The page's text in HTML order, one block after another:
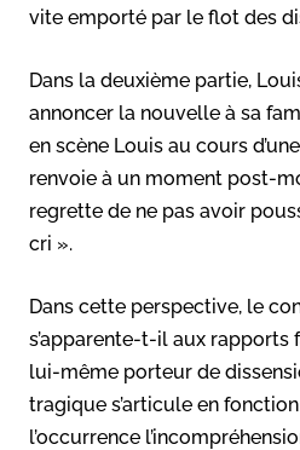
vite emporté par le flot des
Dans la deuxième partie,
annoncer la nouvelle à sa
en scène Louis au cours
renvoie à un moment post-
regrette de ne pas avoir
cri ».
Dans cette perspective, le
s’apparente-t-il aux rapports
lui-même porteur de
tragique s’articule en
l’occurrence